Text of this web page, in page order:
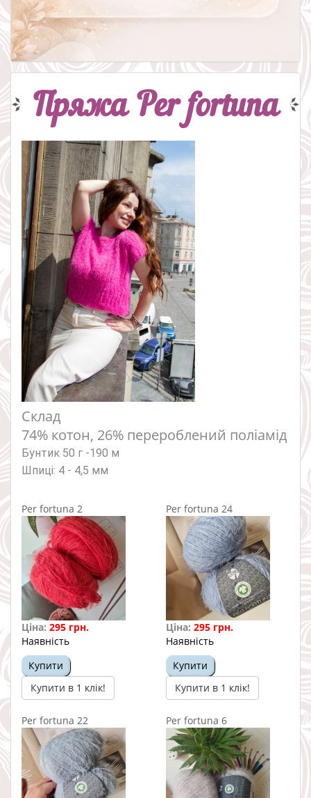
Пряжа Per fortuna
Склад
74% котон, 26% перероблений поліамід
Бунтик 50 г -190 м
Шпиці: 4 - 4,5 мм
Per fortuna 2
Ціна: 295 грн.
Наявність
Купити
Купити в 1 клік!
Per fortuna 24
Ціна: 295 грн.
Наявність
Купити
Купити в 1 клік!
Per fortuna 22 Per fortuna 6